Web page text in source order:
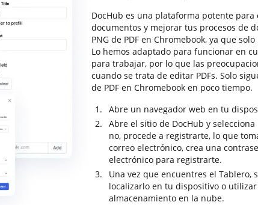
DocHub es una plataforma potente
documentos y mejorar tus procesos de
PNG de PDF en Chromebook, ya que
Lo hemos adaptado para funcionar en
para trabajar, por lo que las
cuando se trata de editar PDFs. Solo
de PDF en Chromebook en poco tiempo.
Abre un navegador web en tu
Abre el sitio de DocHub y
no, procede a registrarte, lo que
correo electrónico, crea una
electrónico para registrarte.
Una vez que encuentres el Tablero,
localizarlo en tu dispositivo o
almacenamiento en la nube.